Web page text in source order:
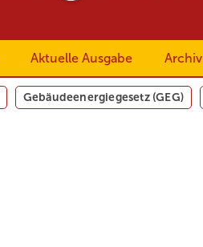
Aktuelle Ausgabe Archiv
Gebäudeenergiegesetz (GEG)